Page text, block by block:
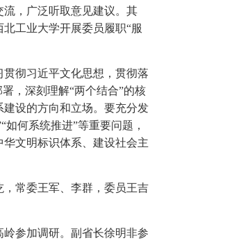
，广泛听取意见建议。其
工业大学开展委员履职“服
彻习近平文化思想，贯彻落
，深刻理解“两个结合”的核
设的方向和立场。要充分发
何系统推进”等重要问题，
文明标识体系、建设社会主
常委王军、李群，委员王吉
参加调研。副省长徐明非参